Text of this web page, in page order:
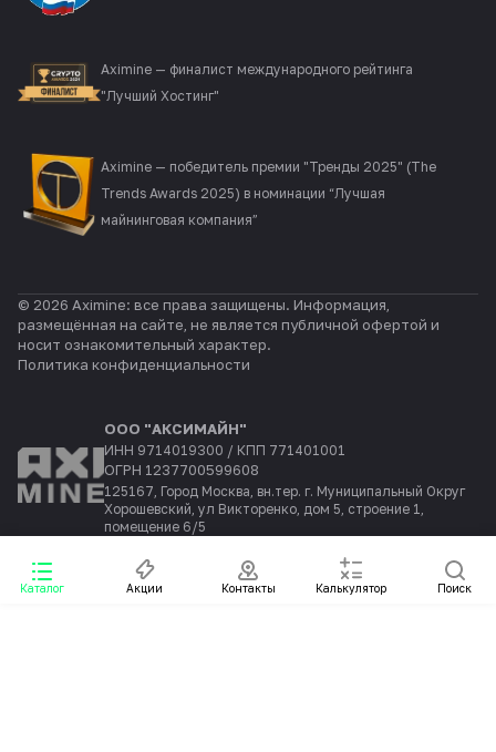
Каталог Акции Контакты Калькулятор Поиск
Aximine — финалист международного рейтинга
"Лучший Хостинг"
Aximine — победитель премии "Тренды 2025" (The
Trends Awards 2025) в номинации “Лучшая
майнинговая компания”
© 2026 Aximine: все права защищены. Информация,
размещённая на сайте, не является публичной офертой и
носит ознакомительный характер.
Политика конфиденциальности
ООО "АКСИМАЙН"
ИНН 9714019300 / КПП 771401001
ОГРН 1237700599608
125167, Город Москва, вн.тер. г. Муниципальный Округ
Хорошевский, ул Викторенко, дом 5, строение 1,
помещение 6/5